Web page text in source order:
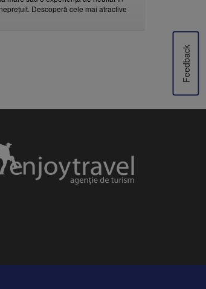
Descoperă cele mai atractive
Feedback